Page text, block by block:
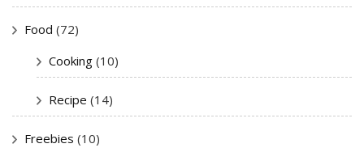
Food (72)
Cooking (10)
Recipe (14)
Freebies (10)